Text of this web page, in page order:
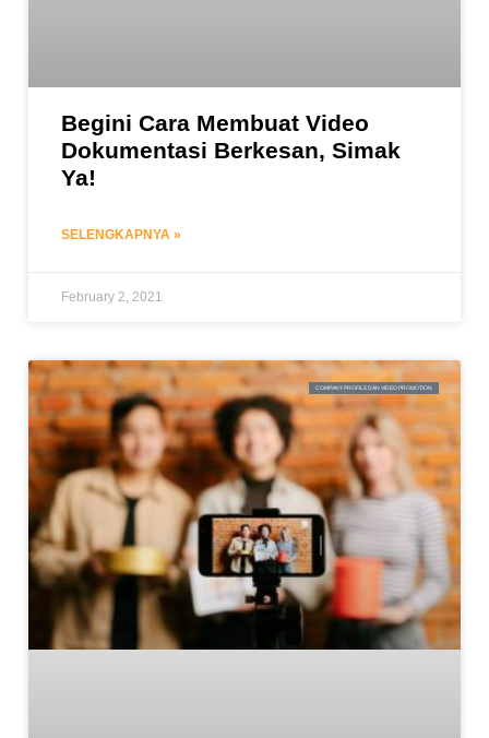
Begini Cara Membuat Video
Dokumentasi Berkesan, Simak
Ya!
SELENGKAPNYA »
February 2, 2021
COMPANY PROFILE DAN VIDEO PROMOTION